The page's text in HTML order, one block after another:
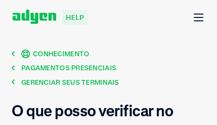
HELP
CONHECIMENTO
PAGAMENTOS PRESENCIAIS
GERENCIAR SEUS TERMINAIS
O que posso verificar no